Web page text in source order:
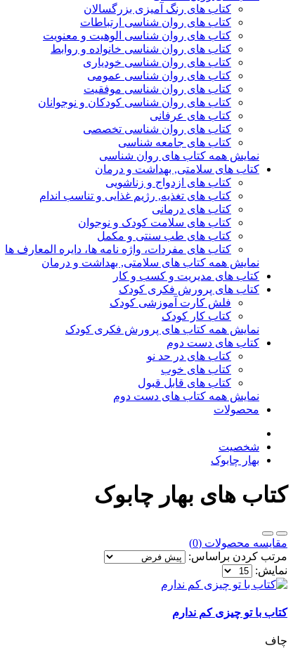
کتاب های رنگ آمیزی بزرگسالان
کتاب های روان شناسی ارتباطات
کتاب های روان شناسی الوهیت و معنویت
کتاب های روان شناسی خانواده و روابط
کتاب های روان شناسی خودیاری
کتاب های روان شناسی عمومی
کتاب های روان شناسی موفقیت
کتاب های روان شناسی کودکان و نوجوانان
کتاب های عرفانی
کتاب های روان شناسی تخصصی
کتاب های جامعه شناسی
نمایش همه کتاب های روان شناسی
کتاب های سلامتی, بهداشت و درمان
کتاب های ازدواج و زناشویی
کتاب های تغذیه, رژیم غذایی و تناسب اندام
کتاب های درمانی
کتاب های سلامت کودک و نوجوان
کتاب های طب سنتی و مکمل
کتاب های مفردات، واژه نامه ها، دایره المعارف ها
نمایش همه کتاب های سلامتی, بهداشت و درمان
کتاب های مدیریت و کسب و کار
کتاب های پرورش فکری کودک
فلش کارت آموزشی کودک
کتاب کار کودک
نمایش همه کتاب های پرورش فکری کودک
کتاب های دست دوم
کتاب های در حد نو
کتاب های خوب
کتاب های قابل قبول
نمایش همه کتاب های دست دوم
محصولات
شخصیت
بهار چابوک
کتاب های بهار چابوک
مقایسه محصولات (0)
مرتب کردن براساس:
نمایش:
کتاب با تو چیزی کم ندارم
چاف